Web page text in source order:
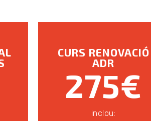
CURS RENOVACIÓ
ADR
275€
inclou: